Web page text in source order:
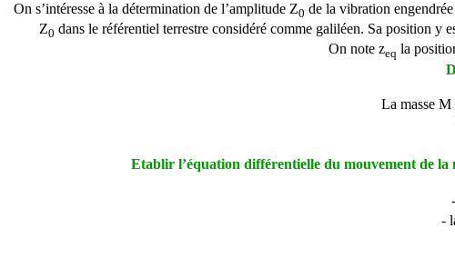
On s’intéresse à la détermination de l’amplitude Z0 de la vibration
Z0 dans le référentiel terrestre considéré comme galiléen. Sa position y
On note zeq la
La masse M
Etablir l’équation différentielle du mouvement de la
-